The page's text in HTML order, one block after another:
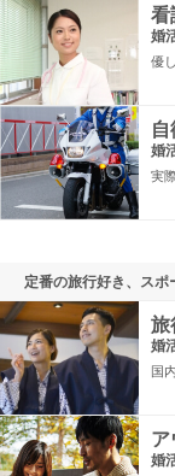
看
婚
優
婚
実
定番の旅行好き、ス
旅
婚
国
ア
婚